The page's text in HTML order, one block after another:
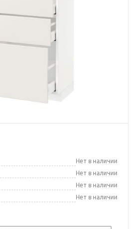
Нет в наличии
Нет в наличии
Нет в наличии
Нет в наличии